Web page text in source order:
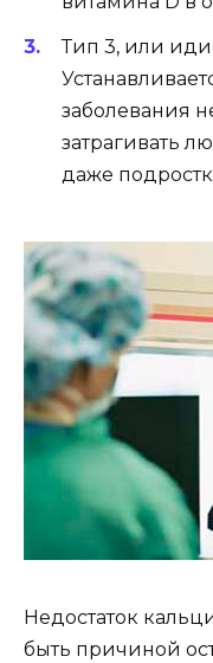
Тип 3, или
заболевания
затрагивать
даже
Недостаток
быть причиной